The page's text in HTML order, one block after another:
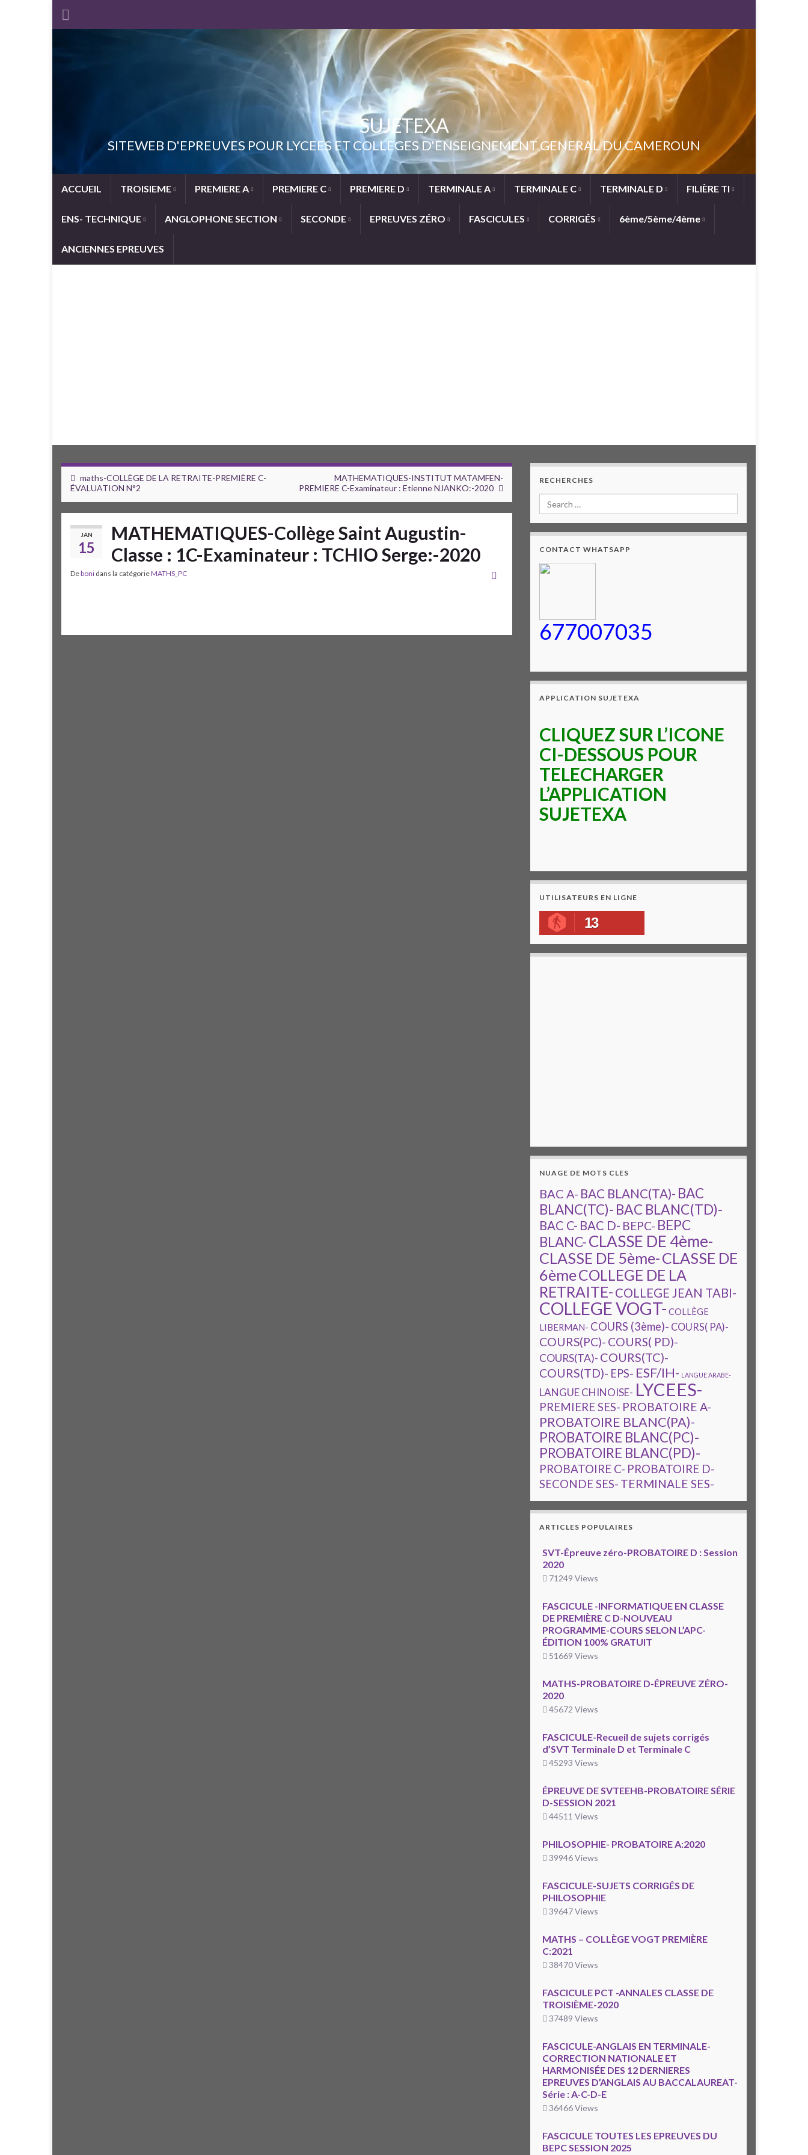
SUJETEXA
SITEWEB D'EPREUVES POUR LYCEES ET COLLEGES D'ENSEIGNEMENT GENERAL DU CAMEROUN
ACCUEIL TROISIEME PREMIERE A PREMIERE C PREMIERE D TERMINALE A TERMINALE C TERMINALE D FILIÈRE TI
ENS- TECHNIQUE ANGLOPHONE SECTION SECONDE EPREUVES ZÉRO FASCICULES CORRIGÉS 6ème/5ème/4ème
ANCIENNES EPREUVES
maths-COLLÈGE DE LA RETRAITE-PREMIÈRE C-
ÉVALUATION N°2
MATHEMATIQUES-INSTITUT MATAMFEN-
PREMIERE C-Examinateur : Etienne NJANKO:-2020
JAN
15
MATHEMATIQUES-Collège Saint Augustin-
Classe : 1C-Examinateur : TCHIO Serge:-2020
Deboni dans la catégorieMATHS_PC
RECHERCHES
CONTACT WHATSAPP
677007035
APPLICATION SUJETEXA
CLIQUEZ SUR L’ICONE
CI-DESSOUS POUR
TELECHARGER
L’APPLICATION
SUJETEXA
UTILISATEURS EN LIGNE
13
NUAGE DE MOTS CLES
BAC A- BAC BLANC(TA)- BAC
BLANC(TC)- BAC BLANC(TD)-
BAC C- BAC D- BEPC- BEPC
BLANC-CLASSE DE 4ème-
CLASSE DE 5ème-CLASSE DE
6èmeCOLLEGE DE LA
RETRAITE- COLLEGE JEAN TABI-
COLLEGE VOGT- COLLÈGE
LIBERMAN- COURS (3ème)- COURS( PA)-
COURS(PC)- COURS( PD)-
COURS(TA)- COURS(TC)-
COURS(TD)- EPS- ESF/IH- LANGUE ARABE-
LANGUE CHINOISE- LYCEES-
PREMIERE SES- PROBATOIRE A-
PROBATOIRE BLANC(PA)-
PROBATOIRE BLANC(PC)-
PROBATOIRE BLANC(PD)-
PROBATOIRE C- PROBATOIRE D-
SECONDE SES- TERMINALE SES-
ARTICLES POPULAIRES
SVT-Épreuve zéro-PROBATOIRE D : Session
2020
71249 Views
FASCICULE -INFORMATIQUE EN CLASSE
DE PREMIÈRE C D-NOUVEAU
PROGRAMME-COURS SELON L’APC-
ÉDITION 100% GRATUIT
51669 Views
MATHS-PROBATOIRE D-ÉPREUVE ZÉRO-
2020
45672 Views
FASCICULE-Recueil de sujets corrigés
d’SVT Terminale D et Terminale C
45293 Views
ÉPREUVE DE SVTEEHB-PROBATOIRE SÉRIE
D-SESSION 2021
44511 Views
PHILOSOPHIE- PROBATOIRE A:2020
39946 Views
FASCICULE-SUJETS CORRIGÉS DE
PHILOSOPHIE
39647 Views
MATHS – COLLÈGE VOGT PREMIÈRE
C:2021
38470 Views
FASCICULE PCT -ANNALES CLASSE DE
TROISIÈME-2020
37489 Views
FASCICULE-ANGLAIS EN TERMINALE-
CORRECTION NATIONALE ET
HARMONISÉE DES 12 DERNIERES
EPREUVES D’ANGLAIS AU BACCALAUREAT-
Série : A-C-D-E
36466 Views
FASCICULE TOUTES LES EPREUVES DU
BEPC SESSION 2025